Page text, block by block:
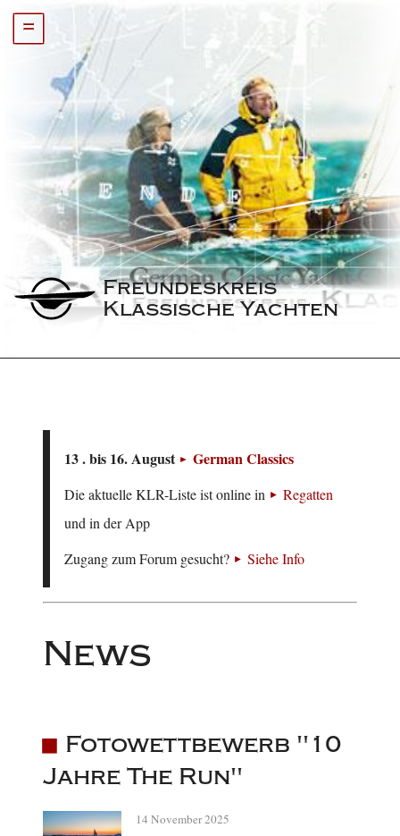
=
Freundeskreis
Klassische Yachten
13 . bis 16. August German Classics
Die aktuelle KLR-Liste ist online in
Regatten
und in der App
Zugang zum Forum gesucht?
Siehe Info
News
Fotowettbewerb "10
Jahre The Run"
14 November 2025